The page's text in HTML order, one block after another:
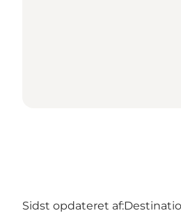
Sidst opdateret af: